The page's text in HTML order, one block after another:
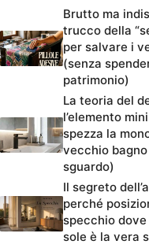
Brutto ma
trucco della
per salvare i
(senza
patrimonio)
La teoria del
l’elemento
spezza la
vecchio
sguardo)
Il segreto
perché
specchio
sole è la vera